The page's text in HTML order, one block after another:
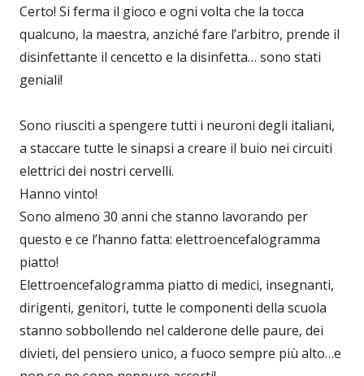
Certo! Si ferma il gioco e ogni volta che la tocca
qualcuno, la maestra, anziché fare l’arbitro, prende il
disinfettante il cencetto e la disinfetta… sono stati
geniali!
Sono riusciti a spengere tutti i neuroni degli italiani,
a staccare tutte le sinapsi a creare il buio nei circuiti
elettrici dei nostri cervelli.
Hanno vinto!
Sono almeno 30 anni che stanno lavorando per
questo e ce l’hanno fatta: elettroencefalogramma
piatto!
Elettroencefalogramma piatto di medici, insegnanti,
dirigenti, genitori, tutte le componenti della scuola
stanno sobbollendo nel calderone delle paure, dei
divieti, del pensiero unico, a fuoco sempre più alto…e